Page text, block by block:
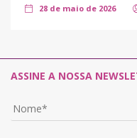
28 de maio de 2026
ASSINE A NOSSA